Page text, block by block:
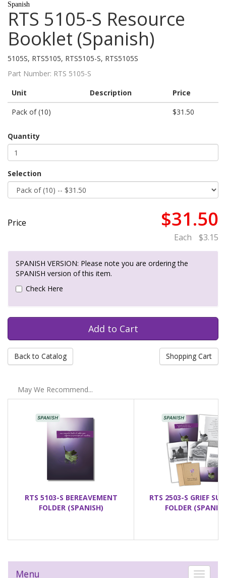
Spanish
RTS 5105-S Resource
Booklet (Spanish)
5105S, RTS5105, RTS5105-S, RTS5105S
Part Number: RTS 5105-S
Unit
Description
Price
Pack of (10)
$31.50
Quantity
Selection
Price $31.50
Each $3.15
SPANISH VERSION: Please note you are ordering the
SPANISH version of this item.
Check Here
Back to Catalog Shopping Cart
May We Recommend...
RTS 5103-S BEREAVEMENT
FOLDER (SPANISH)
RTS 2503-S GRIEF
FOLDER
Toggle
Menu